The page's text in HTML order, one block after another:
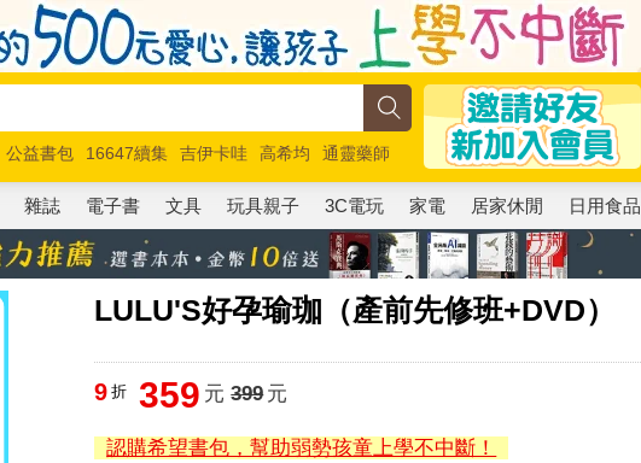
公益書包 16647續集 吉伊卡哇 高希均
通靈藥師
馬斯克 玩具總動員5 超慢跑
雜誌 電子書 文具 玩具親子 3C電玩 家電 居家休閒 日用食品
LULU'S好孕瑜珈（產前先修班+DVD）
9 折 359 元 399元
認購希望書包，幫助弱勢孩童上學不中斷！